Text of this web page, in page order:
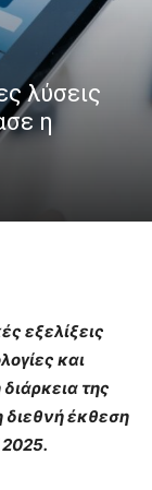
λύσεις
η
εξελίξεις
και
της
διεθνή έκθεση